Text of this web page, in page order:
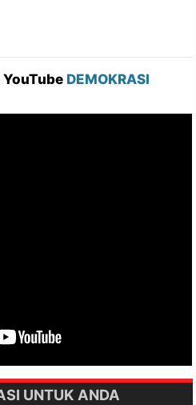
DEMOKRASI
UNTUK ANDA